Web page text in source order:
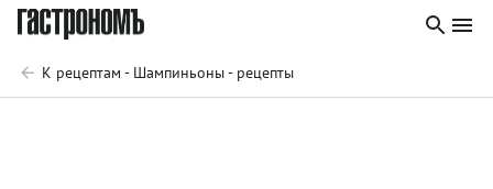
К рецептам - Шампиньоны - рецепты